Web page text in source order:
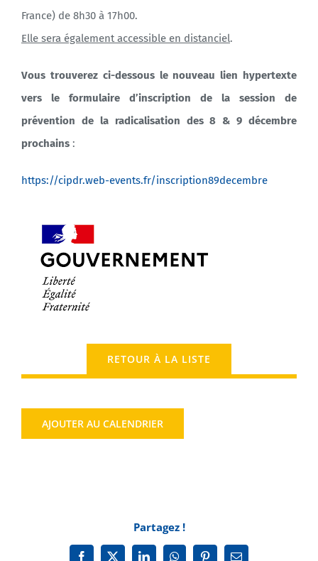
France) de 8h30 à 17h00.
Elle sera également accessible en distanciel.
Vous trouverez ci-dessous le nouveau lien hypertexte
vers le formulaire d’inscription de la session de
prévention de la radicalisation des 8 & 9 décembre
prochains:
https://cipdr.web-events.fr/inscription89decembre
RETOUR À LA LISTE
AJOUTER AU CALENDRIER
Partagez !